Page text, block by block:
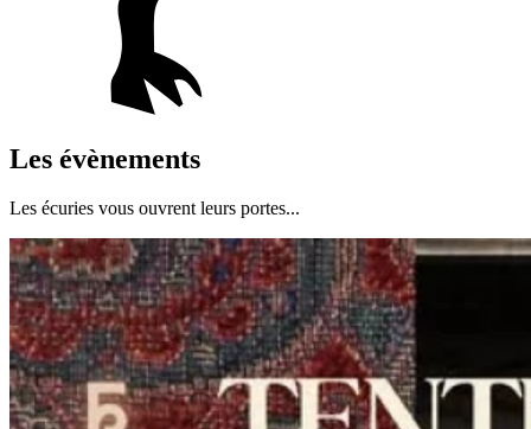
Les évènements
Les écuries vous ouvrent leurs portes...